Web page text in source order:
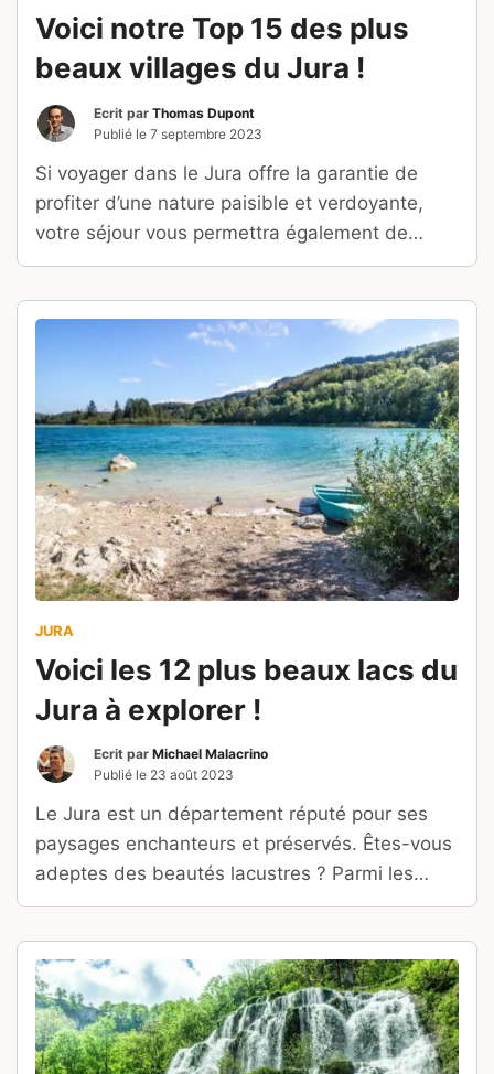
Voici notre Top 15 des plus
beaux villages du Jura !
Ecrit par Thomas Dupont
Publié le 7 septembre 2023
Si voyager dans le Jura offre la garantie de
profiter d’une nature paisible et verdoyante,
votre séjour vous permettra également de
découvrir de charmantes bourgades.
JURA
Voici les 12 plus beaux lacs du
Jura à explorer !
Ecrit par Michael Malacrino
Publié le 23 août 2023
Le Jura est un département réputé pour ses
paysages enchanteurs et préservés. Êtes-vous
adeptes des beautés lacustres ? Parmi les
trésors naturels, voici notre sélection des 12